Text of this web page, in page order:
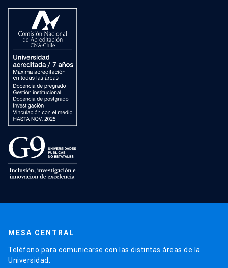
MESA CENTRAL
Teléfono para comunicarse con las distintas áreas de la
Universidad.